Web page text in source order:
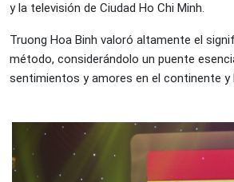
y la televisión de Ciudad Ho Chi Minh.
Truong Hoa Binh valoró altamente el
método, considerándolo un puente
sentimientos y amores en el continente y